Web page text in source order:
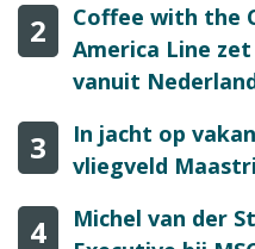
2
Coffee with the
America Line
vanuit
3
In jacht op
vliegveld
4
Michel van der